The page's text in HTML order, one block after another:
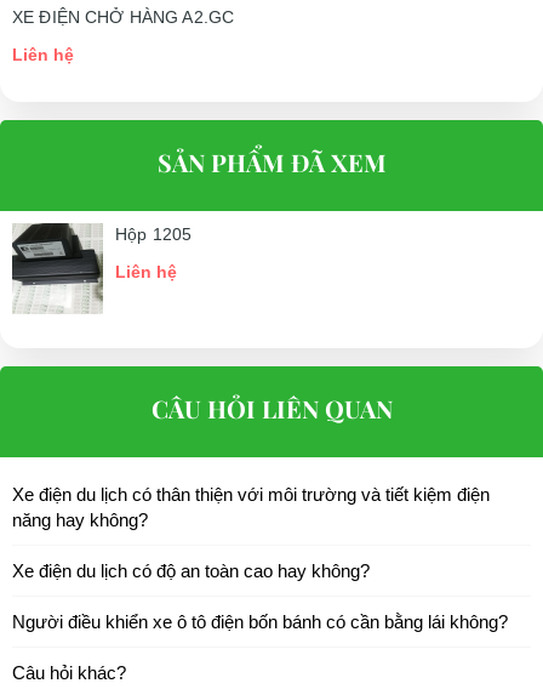
XE ĐIỆN CHỞ HÀNG A2.GC
Liên hệ
SẢN PHẨM ĐÃ XEM
Hộp 1205
Liên hệ
CÂU HỎI LIÊN QUAN
Xe điện du lịch có thân thiện với môi trường và tiết kiệm điện
năng hay không?
Xe điện du lịch có độ an toàn cao hay không?
Người điều khiển xe ô tô điện bốn bánh có cần bằng lái không?
Câu hỏi khác?